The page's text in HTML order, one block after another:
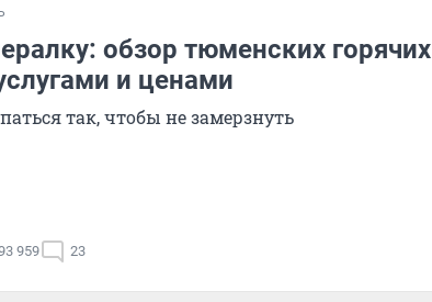
обзор тюменских горячих
и ценами
так, чтобы не замерзнуть
959 23